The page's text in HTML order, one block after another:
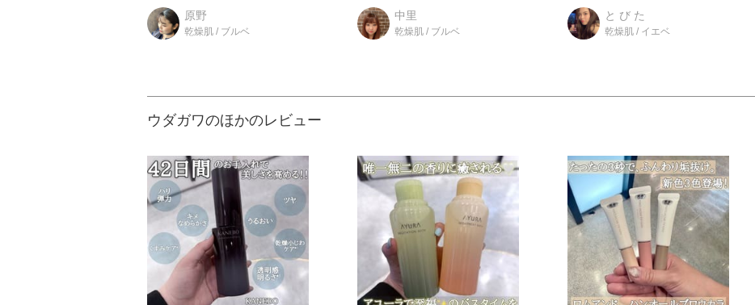
類の中でも特に人気な2つを
原野
乾燥肌 / ブルベ
乾燥肌の方 ☆艶肌
中里
乾燥肌 / ブルベ
ック ▼どんな特徴？
と び た
乾燥肌 / イエベ
ウダガワのほかのレビュー